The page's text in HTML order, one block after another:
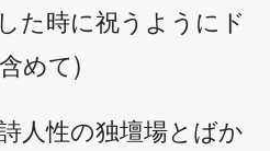
た時に祝うようにド
めて)
人性の独壇場とばか